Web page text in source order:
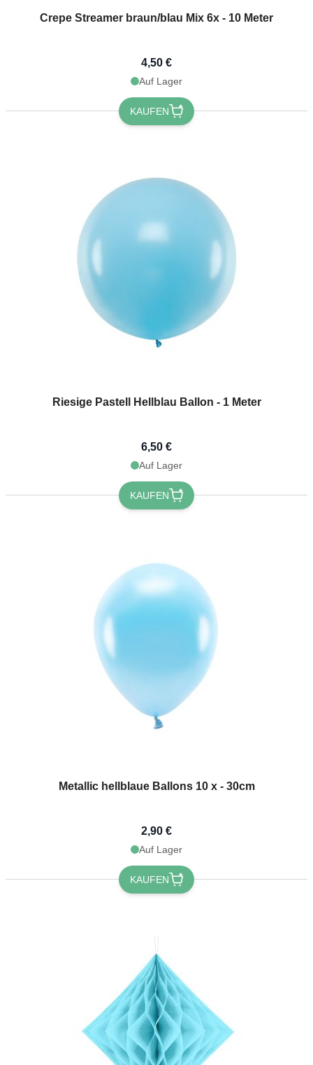
Crepe Streamer braun/blau Mix 6x - 10 Meter
4,50 €
Auf Lager
KAUFEN
Riesige Pastell Hellblau Ballon - 1 Meter
6,50 €
Auf Lager
KAUFEN
Metallic hellblaue Ballons 10 x - 30cm
2,90 €
Auf Lager
KAUFEN